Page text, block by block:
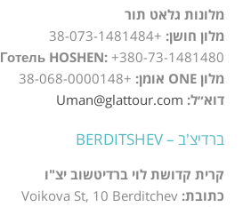
מלונות גלאט תור
מלון חושן: +38-073-1481484
Готель HOSHEN: +380-73-1481480
מלון ONE אומן:
+38-068-0000148
דוא״ל: Uman@glattour.com
ברדיצ'ב – BERDITSHEV
קרית קדושת לוי ברדיטשוב יצ"ו
כתובת: